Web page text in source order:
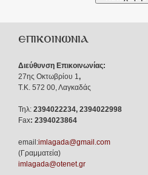
ΕΠΙΚΟΙΝΩΝΙΑ
Διεύθυνση Επικοινωνίας:
27ης Οκτωβρίου 1,
Τ.Κ. 572 00, Λαγκαδάς
Τηλ: 2394022234, 2394022998
Fax: 2394023864
email:imlagada@gmail.com
(Γραμματεία)
imlagada@otenet.gr